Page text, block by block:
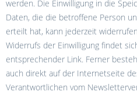
werden. Die Einwilligung in die
Daten, die die betroffene Person
erteilt hat, kann jederzeit
Widerrufs der Einwilligung findet
entsprechender Link. Ferner
auch direkt auf der Internetseite
Verantwortlichen vom